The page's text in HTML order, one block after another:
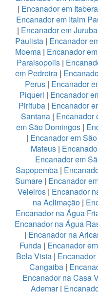
| Encanador em
Encanador em Itaim
| Encanador em
Paulista | Encanador
Moema| Encanador
Paraisopolis|
em Pedreira |
Perus | Encanador
Piqueri | Encanador
Pirituba | Encanador
Santana| Encanador
em São Domingos|
| Encanador em
Mateus |
Encanador em
Sapopemba |
Sumare| Encanador
Veleiros | Encanador
na Aclimação |
Encanador na Água
Encanador na Água
| Encanador na
Funda | Encanador
Bela Vista |
Cangaiba |
Encanador na Casa
Ademar|